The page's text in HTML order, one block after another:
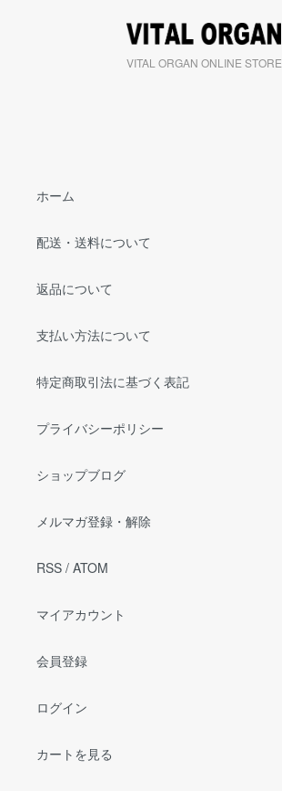
VITAL ORGAN ONLINE STORE
ホーム
配送・送料について
返品について
支払い方法について
特定商取引法に基づく表記
プライバシーポリシー
ショップブログ
メルマガ登録・解除
RSS / ATOM
マイアカウント
会員登録
ログイン
カートを見る